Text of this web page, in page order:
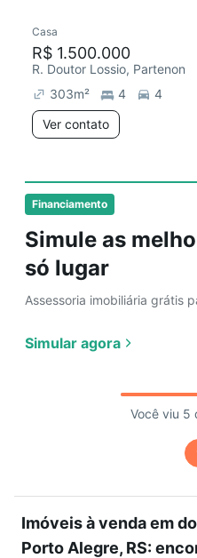
Financiamento
Simule as
só lugar
Assessoria imobiliária grátis
Simular agora
Chegou este mês
Casa
R$ 1.500.000
R. Doutor Lossio, Partenon
303m² 4
4
Ver contato
Você viu 5
Imóveis à venda em
Porto Alegre, RS: